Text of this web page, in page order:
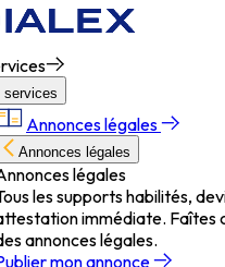
services
Annonces légales
Annonces légales
légales
les supports habilités,
immédiate. Faîtes
annonces légales.
mon annonce